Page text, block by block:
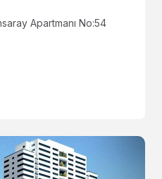
Apartmanı No:54